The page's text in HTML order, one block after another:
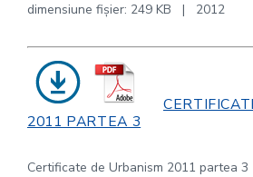
dimensiune fişier: 249 KB | 2012
2011 PARTEA 3
Certificate de Urbanism 2011 partea 3